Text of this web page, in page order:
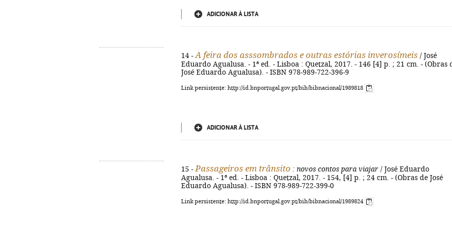
ADICIONAR À LISTA
14 - A feira dos asssombrados e outras estórias inverosímeis / José
Eduardo Agualusa. - 1ª ed. - Lisboa : Quetzal, 2017. - 146 [4] p. ; 21 cm. - (Obras
José Eduardo Agualusa). - ISBN 978-989-722-396-9
Link persistente: http://id.bnportugal.gov.pt/bib/bibnacional/1989818
ADICIONAR À LISTA
15 - Passageiros em trânsito : novos contos para viajar / José Eduardo
Agualusa. - 1ª ed. - Lisboa : Quetzal, 2017. - 154, [4] p. ; 24 cm. - (Obras de José
Eduardo Agualusa). - ISBN 978-989-722-399-0
Link persistente: http://id.bnportugal.gov.pt/bib/bibnacional/1989824